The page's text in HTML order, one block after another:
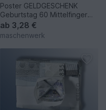
Poster GELDGESCHENK
Geburtstag 60 Mittelfinger
DOWNLOAD
ab 3,28 €
maschenwerk